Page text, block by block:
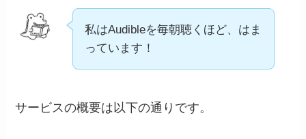
私はAudibleを毎朝聴くほど、はま
っています！
サービスの概要は以下の通りです。